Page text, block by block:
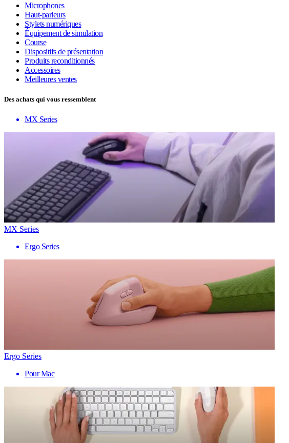
Microphones
Haut-parleurs
Stylets numériques
Équipement de simulation
Course
Dispositifs de présentation
Produits reconditionnés
Accessoires
Meilleures ventes
Des achats qui vous ressemblent
MX Series
MX Series
Ergo Series
Ergo Series
Pour Mac